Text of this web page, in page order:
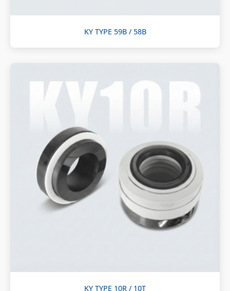
KY TYPE 59B / 58B
KY TYPE 10R / 10T